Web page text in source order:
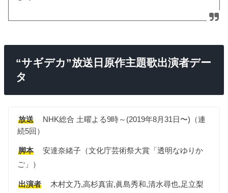
“サギデカ”放送日原作主題歌出演者デー
タ
放送
NHK総合 土曜よる9時～(2019年8月31日〜)（連
続5回）
脚本
安達奈緒子（文化庁芸術祭大賞「透明なゆりか
ご」）
出演者
木村文乃,高杉真宙,眞島秀和,清水尋也,足立梨